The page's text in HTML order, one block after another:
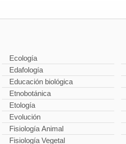
Ecología
Edafología
Educación biológica
Etnobotánica
Etología
Evolución
Fisiología Animal
Fisiología Vegetal